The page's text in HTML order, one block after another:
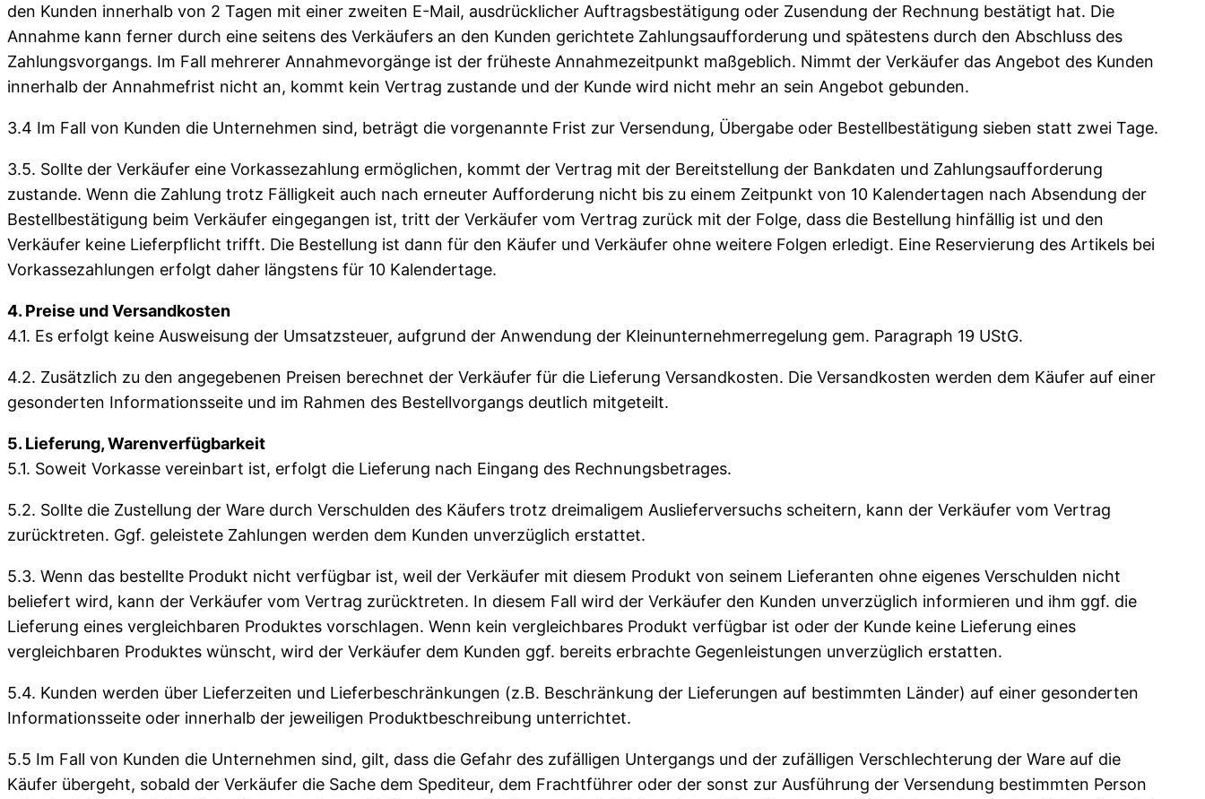
den Kunden innerhalb von 2 Tagen mit einer zweiten E-Mail, ausdrücklicher Auftragsbestätigung oder Zusendung der Rechnung bestätigt hat. Die
Annahme kann ferner durch eine seitens des Verkäufers an den Kunden gerichtete Zahlungsaufforderung und spätestens durch den Abschluss des
Zahlungsvorgangs. Im Fall mehrerer Annahmevorgänge ist der früheste Annahmezeitpunkt maßgeblich. Nimmt der Verkäufer das Angebot des Kunden
innerhalb der Annahmefrist nicht an, kommt kein Vertrag zustande und der Kunde wird nicht mehr an sein Angebot gebunden.
3.4 Im Fall von Kunden die Unternehmen sind, beträgt die vorgenannte Frist zur Versendung, Übergabe oder Bestellbestätigung sieben statt zwei Tage.
3.5. Sollte der Verkäufer eine Vorkassezahlung ermöglichen, kommt der Vertrag mit der Bereitstellung der Bankdaten und Zahlungsaufforderung
zustande. Wenn die Zahlung trotz Fälligkeit auch nach erneuter Aufforderung nicht bis zu einem Zeitpunkt von 10 Kalendertagen nach Absendung der
Bestellbestätigung beim Verkäufer eingegangen ist, tritt der Verkäufer vom Vertrag zurück mit der Folge, dass die Bestellung hinfällig ist und den
Verkäufer keine Lieferpflicht trifft. Die Bestellung ist dann für den Käufer und Verkäufer ohne weitere Folgen erledigt. Eine Reservierung des Artikels bei
Vorkassezahlungen erfolgt daher längstens für 10 Kalendertage.
4. Preise und Versandkosten
4.1. Es erfolgt keine Ausweisung der Umsatzsteuer, aufgrund der Anwendung der Kleinunternehmerregelung gem. Paragraph 19 UStG.
4.2. Zusätzlich zu den angegebenen Preisen berechnet der Verkäufer für die Lieferung Versandkosten. Die Versandkosten werden dem Käufer auf einer
gesonderten Informationsseite und im Rahmen des Bestellvorgangs deutlich mitgeteilt.
5. Lieferung, Warenverfügbarkeit
5.1. Soweit Vorkasse vereinbart ist, erfolgt die Lieferung nach Eingang des Rechnungsbetrages.
5.2. Sollte die Zustellung der Ware durch Verschulden des Käufers trotz dreimaligem Auslieferversuchs scheitern, kann der Verkäufer vom Vertrag
zurücktreten. Ggf. geleistete Zahlungen werden dem Kunden unverzüglich erstattet.
5.3. Wenn das bestellte Produkt nicht verfügbar ist, weil der Verkäufer mit diesem Produkt von seinem Lieferanten ohne eigenes Verschulden nicht
beliefert wird, kann der Verkäufer vom Vertrag zurücktreten. In diesem Fall wird der Verkäufer den Kunden unverzüglich informieren und ihm ggf. die
Lieferung eines vergleichbaren Produktes vorschlagen. Wenn kein vergleichbares Produkt verfügbar ist oder der Kunde keine Lieferung eines
vergleichbaren Produktes wünscht, wird der Verkäufer dem Kunden ggf. bereits erbrachte Gegenleistungen unverzüglich erstatten.
5.4. Kunden werden über Lieferzeiten und Lieferbeschränkungen (z.B. Beschränkung der Lieferungen auf bestimmten Länder) auf einer gesonderten
Informationsseite oder innerhalb der jeweiligen Produktbeschreibung unterrichtet.
5.5 Im Fall von Kunden die Unternehmen sind, gilt, dass die Gefahr des zufälligen Untergangs und der zufälligen Verschlechterung der Ware auf die
Käufer übergeht, sobald der Verkäufer die Sache dem Spediteur, dem Frachtführer oder der sonst zur Ausführung der Versendung bestimmten Person